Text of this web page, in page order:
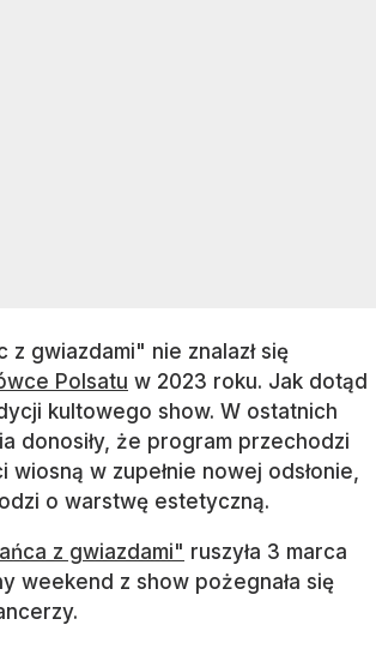
z gwiazdami" nie znalazł się
Polsatu w 2023 roku. Jak dotąd
kultowego show. W ostatnich
donosiły, że program przechodzi
w zupełnie nowej odsłonie,
o warstwę estetyczną.
z gwiazdami" ruszyła 3 marca
weekend z show pożegnała się